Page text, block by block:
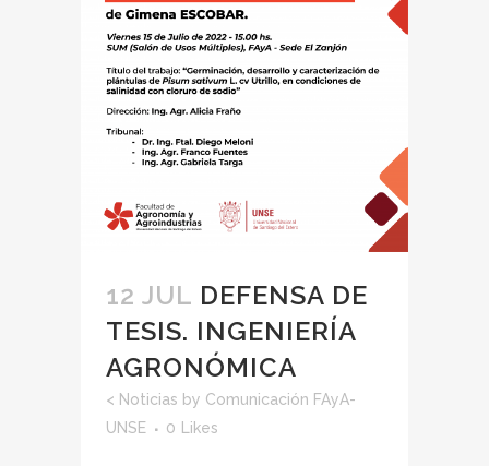
12 JUL DEFENSA DE
TESIS. INGENIERÍA
AGRONÓMICA
< Noticias by Comunicación FAyA-
UNSE
0 Likes